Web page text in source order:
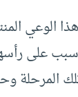
الوعي
على
المرحلة